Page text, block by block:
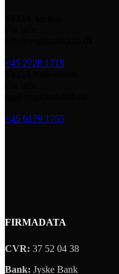
+45 2728 1718
+45 6179 1755
FIRMADATA
CVR: 37 52 04 38
Bank: Jyske Bank